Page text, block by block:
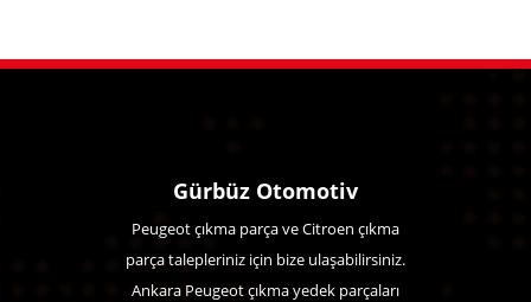
Gürbüz Otomotiv
Peugeot çıkma parça ve Citroen çıkma
parça talepleriniz için bize ulaşabilirsiniz.
Ankara Peugeot çıkma yedek parçaları